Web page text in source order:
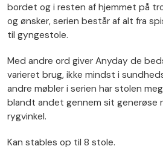
bordet og i resten af hjemmet på
og ønsker, serien består af alt fra
til gyngestole.
Med andre ord giver Anyday de
varieret brug, ikke mindst i
andre møbler i serien har stolen
blandt andet gennem sit generøse
rygvinkel.
Kan stables op til 8 stole.